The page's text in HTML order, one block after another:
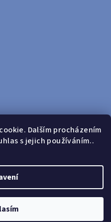
Dalším procházením
s jejich používáním..
od 599 Kč